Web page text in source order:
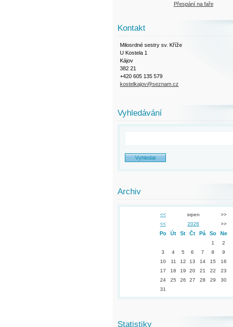
Přespání na faře
Kontakt
Milosrdné sestry sv. Kříže
U Kostela 1
Kájov
382 21
+420 605 135 579
kostelkajov@seznam.cz
Vyhledávání
Archiv
<< srpen
>>
<<
2026 >>
Po Út St Čt Pá So Ne
1
2
3
4 5 6 7 8
9
10
11 12 13 14 15
16
17
18 19 20 21 22
23
24
25 26 27 28 29
30
31
Statistiky